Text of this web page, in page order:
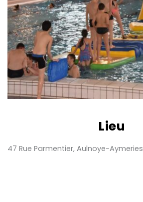
Lieu
47 Rue Parmentier, Aulnoye-Aymeries